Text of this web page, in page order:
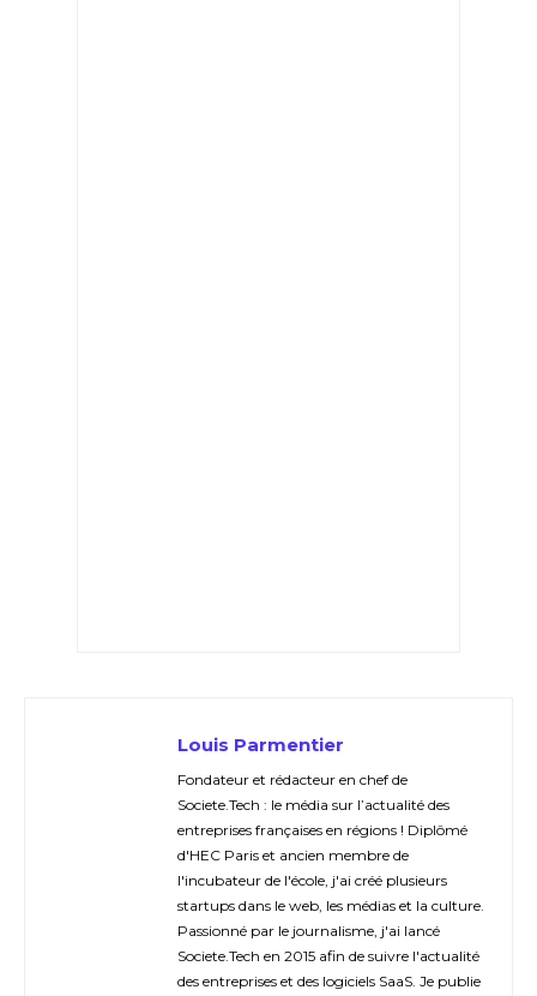
Louis Parmentier
Fondateur et rédacteur en chef de
Societe.Tech : le média sur l’actualité des
entreprises françaises en régions ! Diplômé
d'HEC Paris et ancien membre de
l'incubateur de l'école, j'ai créé plusieurs
startups dans le web, les médias et la culture.
Passionné par le journalisme, j'ai lancé
Societe.Tech en 2015 afin de suivre l'actualité
des entreprises et des logiciels SaaS. Je publie